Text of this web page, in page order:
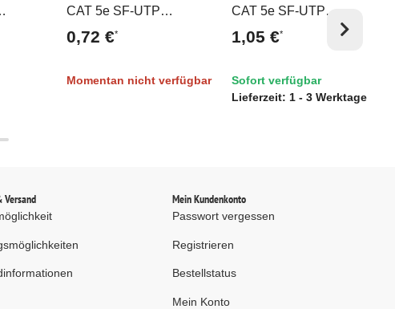
CAT 5e SF-UTP
Patchkabel, PVC AWG
26/7, Länge 0,5 m, Farbe
0,72 €*
Momentan nicht verfügbar
CAT 5e SF-UTP
Patchkabel, Cu, PVC
AWG 26/7, Länge 0,5 m,
1,05 €*
Sofort verfügbar
Lieferzeit: 1 - 3 Werktage
Versand Mein Kundenkonto
Passwort vergessen
Registrieren
Bestellstatus
Mein Konto